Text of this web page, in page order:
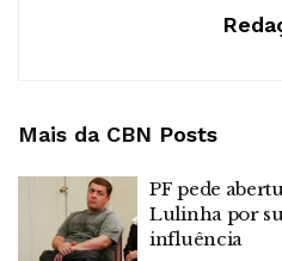
Mais da CBN Posts
PF pede
Lulinha por
influência